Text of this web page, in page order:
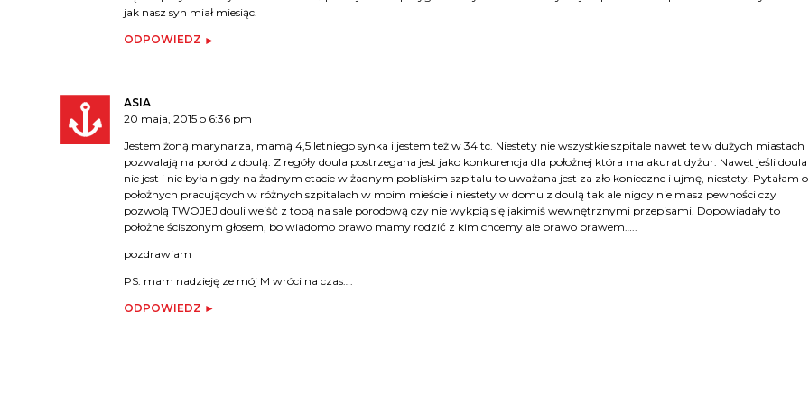
jak nasz syn miał miesiąc.
ODPOWIEDZ
ASIA
20 maja, 2015 o 6:36 pm
Jestem żoną marynarza, mamą 4,5 letniego synka i jestem też w 34 tc. Niestety nie wszystkie szpitale nawet te w dużych miastach
pozwalają na poród z doulą. Z regóły doula postrzegana jest jako konkurencja dla położnej która ma akurat dyżur. Nawet jeśli doula
nie jest i nie była nigdy na żadnym etacie w żadnym pobliskim szpitalu to uważana jest za zło konieczne i ujmę, niestety. Pytałam
położnych pracujących w różnych szpitalach w moim mieście i niestety w domu z doulą tak ale nigdy nie masz pewności czy
pozwolą TWOJEJ douli wejść z tobą na sale porodową czy nie wykpią się jakimiś wewnętrznymi przepisami. Dopowiadały to
położne ściszonym głosem, bo wiadomo prawo mamy rodzić z kim chcemy ale prawo prawem…..
pozdrawiam
PS. mam nadzieję ze mój M wróci na czas….
ODPOWIEDZ